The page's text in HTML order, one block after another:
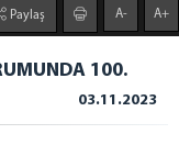
Paylaş A- A+
100.
03.11.2023